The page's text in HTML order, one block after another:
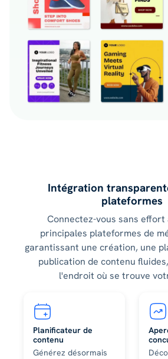
Intégration
plateformes
Connectez-vous sans effort
principales plateformes de
garantissant une création, une
publication de contenu
l'endroit où se trouve
Planificateur de
contenu
Générez désormais